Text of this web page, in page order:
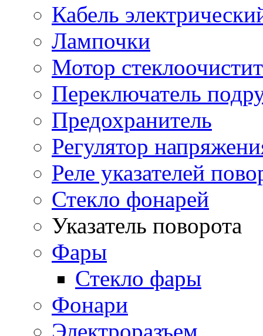
Кабель
Лампочки
Мотор
Переключатель
Предохранитель
Регулятор
Реле указателей
Стекло фонарей
Указатель поворота
Фары
Стекло фары
Фонари